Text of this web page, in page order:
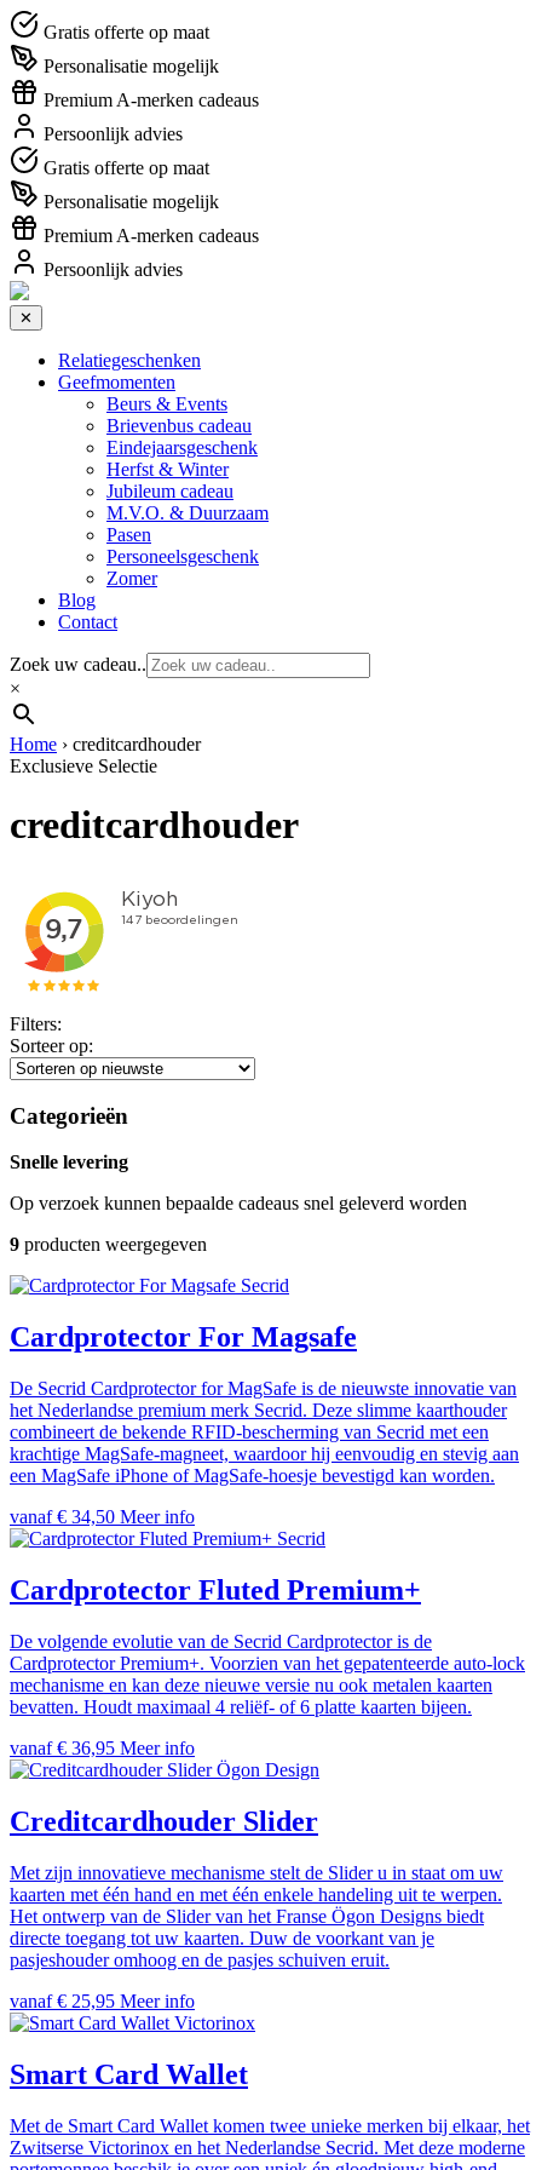
Gratis offerte op maat
Personalisatie mogelijk
Premium A-merken cadeaus
Persoonlijk advies
Gratis offerte op maat
Personalisatie mogelijk
Premium A-merken cadeaus
Persoonlijk advies
✕
Relatiegeschenken
Geefmomenten
Beurs & Events
Brievenbus cadeau
Eindejaarsgeschenk
Herfst & Winter
Jubileum cadeau
M.V.O. & Duurzaam
Pasen
Personeelsgeschenk
Zomer
Blog
Contact
Zoek uw cadeau..
×
Home › creditcardhouder
Exclusieve Selectie
creditcardhouder
Filters:
Sorteer op:
Categorieën
Snelle levering
Op verzoek kunnen bepaalde cadeaus snel geleverd worden
9 producten weergegeven
Secrid
Cardprotector For Magsafe
De Secrid Cardprotector for MagSafe is de nieuwste innovatie van
het Nederlandse premium merk Secrid. Deze slimme kaarthouder
combineert de bekende RFID-bescherming van Secrid met een
krachtige MagSafe-magneet, waardoor hij eenvoudig en stevig aan
een MagSafe iPhone of MagSafe-hoesje bevestigd kan worden.
vanaf € 34,50 Meer info
Secrid
Cardprotector Fluted Premium+
De volgende evolutie van de Secrid Cardprotector is de
Cardprotector Premium+. Voorzien van het gepatenteerde auto-lock
mechanisme en kan deze nieuwe versie nu ook metalen kaarten
bevatten. Houdt maximaal 4 reliëf- of 6 platte kaarten bijeen.
vanaf € 36,95 Meer info
Ögon Design
Creditcardhouder Slider
Met zijn innovatieve mechanisme stelt de Slider u in staat om uw
kaarten met één hand en met één enkele handeling uit te werpen.
Het ontwerp van de Slider van het Franse Ögon Designs biedt
directe toegang tot uw kaarten. Duw de voorkant van je
pasjeshouder omhoog en de pasjes schuiven eruit.
vanaf € 25,95 Meer info
Victorinox
Smart Card Wallet
Met de Smart Card Wallet komen twee unieke merken bij elkaar, het
Zwitserse Victorinox en het Nederlandse Secrid. Met deze moderne